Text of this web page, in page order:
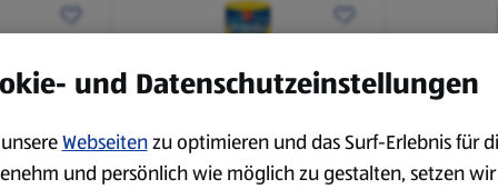
Verfügbar seit 17.07.2026
Aktion
Verfügbar
und Datenschutzeinstellungen
Webseitenzu optimieren und das Surf-Erlebnis für
und persönlich wie möglich zu gestalten, setzen wir